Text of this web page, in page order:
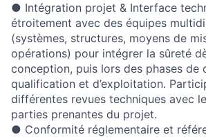
● Intégration projet & Interface
étroitement avec des équipes
(systèmes, structures, moyens de
opérations) pour intégrer la sûreté
conception, puis lors des phases de
qualification et d’exploitation.
différentes revues techniques avec
parties prenantes du projet.
● Conformité réglementaire et